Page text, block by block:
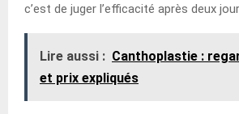
c’est de juger l’efficacité après deux
Lire aussi : Canthoplastie :
et prix expliqués